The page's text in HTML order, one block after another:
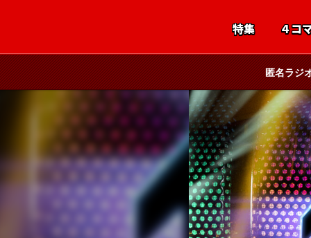
特集 ４コ
匿名ラジ